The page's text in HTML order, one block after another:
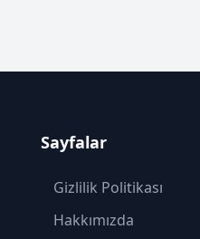
Sayfalar
Gizlilik Politikası
Hakkımızda